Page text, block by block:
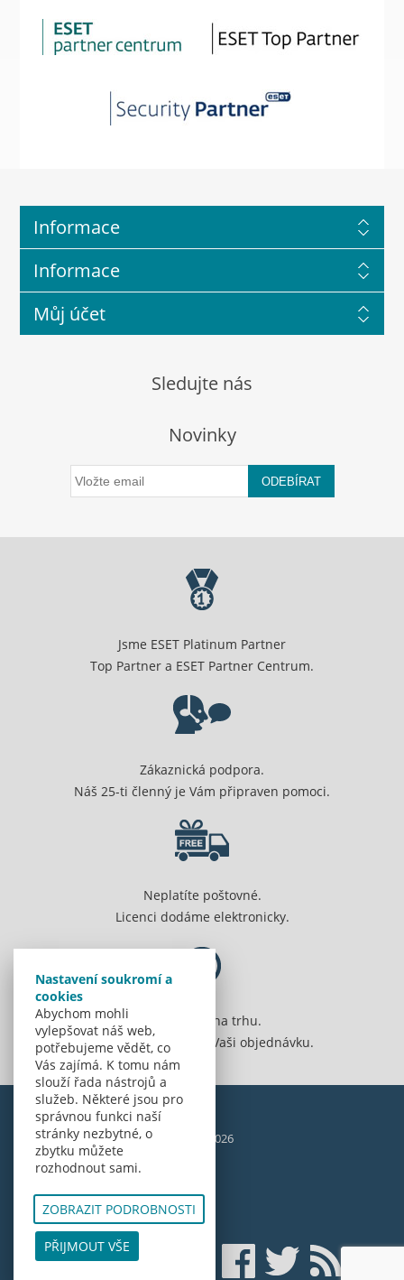
Nastavení soukromí a
cookies
Abychom mohli
vylepšovat náš web,
potřebujeme vědět, co
Vás zajímá. K tomu nám
slouží řada nástrojů a
služeb. Některé jsou pro
správnou funkci naší
stránky nezbytné, o
zbytku můžete
rozhodnout sami.
ZOBRAZIT PODROBNOSTI
PŘIJMOUT VŠE
Informace
Informace
Můj účet
Sledujte nás
Novinky
ODEBÍRAT
Jsme ESET Platinum Partner
Top Partner a ESET Partner Centrum.
Zákaznická podpora.
Náš 25-ti členný je Vám připraven pomoci.
Neplatíte poštovné.
Licenci dodáme elektronicky.
Jsme 20 let na trhu.
Spolehlivě vyřídíme Vaši objednávku.
© Amenit Software Solutions, 1998 - 2026
Powered bynopCommerce